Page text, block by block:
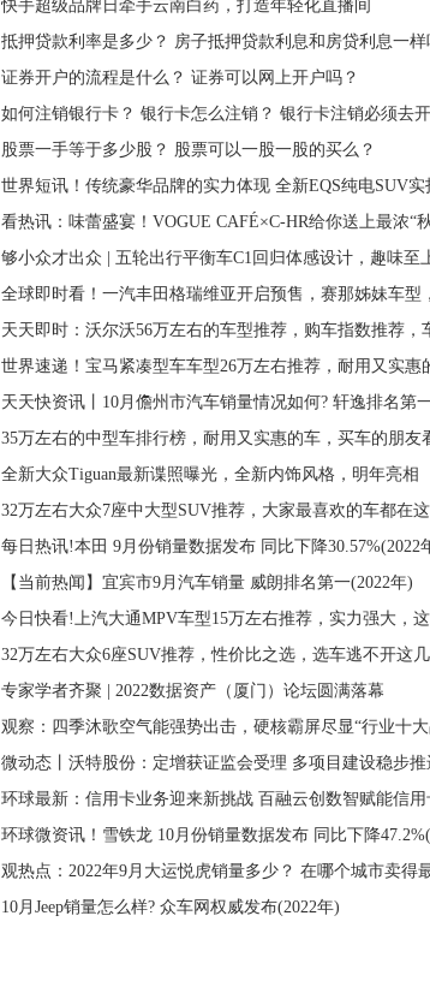
快手超级品牌日牵手云南白药，打造年轻化直播间
抵押贷款利率是多少？ 房子抵押贷款利息和房贷利息一样
证券开户的流程是什么？ 证券可以网上开户吗？
如何注销银行卡？ 银行卡怎么注销？ 银行卡注销必须去
股票一手等于多少股？ 股票可以一股一股的买么？
世界短讯！传统豪华品牌的实力体现 全新EQS纯电SUV实
看热讯：味蕾盛宴！VOGUE CAFÉ×C-HR给你送上最浓“
够小众才出众 | 五轮出行平衡车C1回归体感设计，趣味至
全球即时看！一汽丰田格瑞维亚开启预售，赛那姊妹车型
天天即时：沃尔沃56万左右的车型推荐，购车指数推荐，
世界速递！宝马紧凑型车车型26万左右推荐，耐用又实惠
天天快资讯丨10月儋州市汽车销量情况如何? 轩逸排名第
35万左右的中型车排行榜，耐用又实惠的车，买车的朋友
全新大众Tiguan最新谍照曝光，全新内饰风格，明年亮相
32万左右大众7座中大型SUV推荐，大家最喜欢的车都在这
每日热讯!本田 9月份销量数据发布 同比下降30.57%(2022
【当前热闻】宜宾市9月汽车销量 威朗排名第一(2022年)
今日快看!上汽大通MPV车型15万左右推荐，实力强大，
32万左右大众6座SUV推荐，性价比之选，选车逃不开这
专家学者齐聚 | 2022数据资产（厦门）论坛圆满落幕
观察：四季沐歌空气能强势出击，硬核霸屏尽显“行业十
微动态丨沃特股份：定增获证监会受理 多项目建设稳步推
环球最新：信用卡业务迎来新挑战 百融云创数智赋能信
环球微资讯！雪铁龙 10月份销量数据发布 同比下降
观热点：2022年9月大运悦虎销量多少？ 在哪个城市卖得
10月Jeep销量怎么样? 众车网权威发布(2022年)